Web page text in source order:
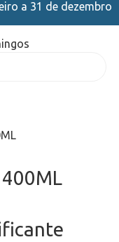
a 31 de dezembro